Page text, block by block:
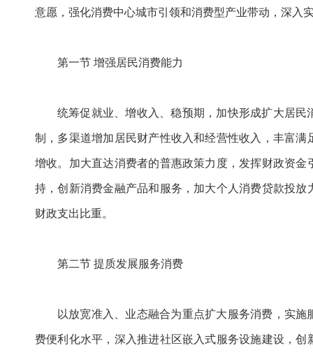
意愿，强化消费中心城市引领和消费型产业带动，深入
第一节 增强居民消费能力
统筹促就业、增收入、稳预期，加快形成扩大居
制，多渠道增加居民财产性收入和经营性收入，丰富
增收。加大直达消费者的普惠政策力度，发挥财政资
持，创新消费金融产品和服务，加大个人消费贷款投
财政支出比重。
第二节 提质发展服务消费
以放宽准入、业态融合为重点扩大服务消费，实
费便利化水平，深入推进社区嵌入式服务设施建设，